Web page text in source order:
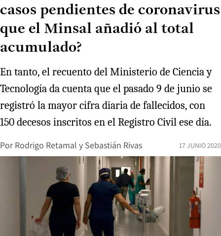
casos pendientes de coronavirus
que el Minsal añadió al total
acumulado?
En tanto, el recuento del Ministerio de Ciencia y
Tecnología da cuenta que el pasado 9 de junio se
registró la mayor cifra diaria de fallecidos, con
150 decesos inscritos en el Registro Civil ese día.
Por Rodrigo Retamal y Sebastián Rivas 17 JUNIO 2020